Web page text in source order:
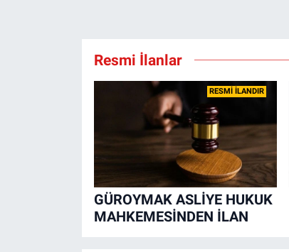
Resmi İlanlar
RESMİ İLANDIR
GÜROYMAK ASLİYE HUKUK
MAHKEMESİNDEN İLAN